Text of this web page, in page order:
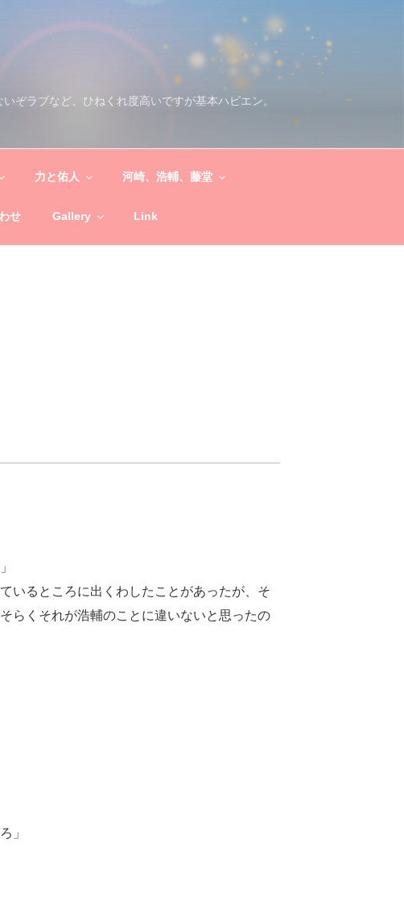
ぞラブなど、ひねくれ度高いですが基本ハピエン。
力と佑人 河崎、浩輔、藤堂
せ Gallery Link
いるところに出くわしたことがあったが、そ
らくそれが浩輔のことに違いないと思ったの
」